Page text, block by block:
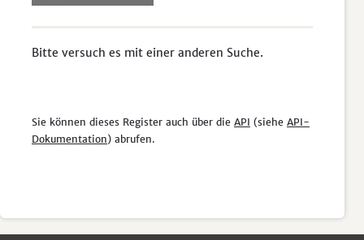
Bitte versuch es mit einer anderen Suche.
Sie können dieses Register auch über die API (siehe API-
Dokumentation) abrufen.